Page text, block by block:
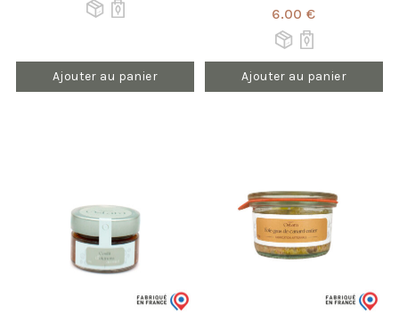
Ajouter au panier
6.00 €
Ajouter au panier